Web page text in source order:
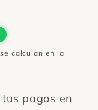
se calculan en la